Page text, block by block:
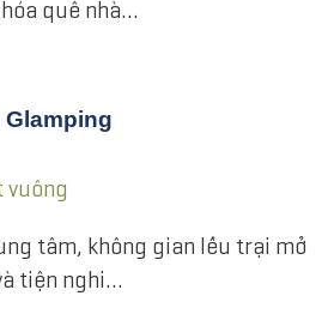
quê nhà…
vuông
tâm, không gian lều trại mở
tiện nghi…